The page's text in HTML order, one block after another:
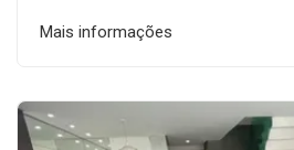
Mais informações